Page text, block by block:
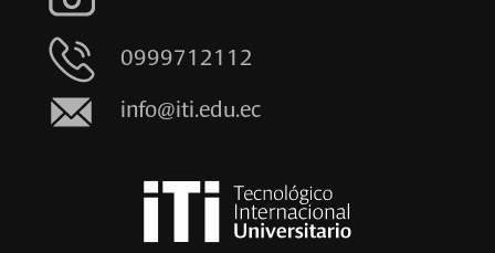
0999712112
info@iti.edu.ec